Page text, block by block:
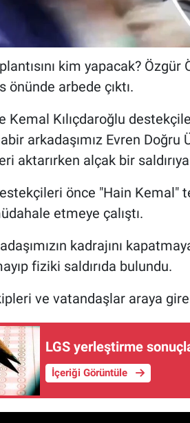
kim yapacak?
önünde arbede çıktı.
Kemal Kılıçdaroğlu
arkadaşımız Evren Doğru
aktarırken alçak bir
önce "Hain Kemal"
etmeye çalıştı.
kadrajını
fiziki saldırıda bulundu.
ve vatandaşlar araya
LGS yerleştirme
İçeriği Görüntüle